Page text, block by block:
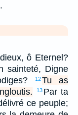
.
ô Eternel?
sainteté, Digne
12Tu as
13 Par ta
ce peuple;